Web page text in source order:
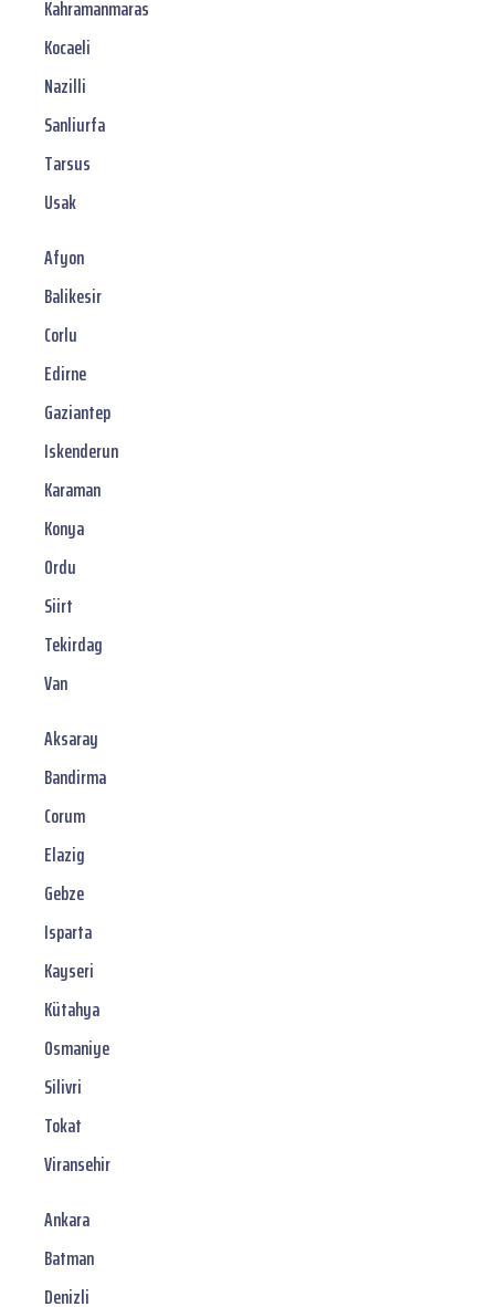
Kahramanmaras
Kocaeli
Nazilli
Sanliurfa
Tarsus
Usak
Afyon
Balikesir
Corlu
Edirne
Gaziantep
Iskenderun
Karaman
Konya
Ordu
Siirt
Tekirdag
Van
Aksaray
Bandirma
Corum
Elazig
Gebze
Isparta
Kayseri
Kütahya
Osmaniye
Silivri
Tokat
Viransehir
Ankara
Batman
Denizli